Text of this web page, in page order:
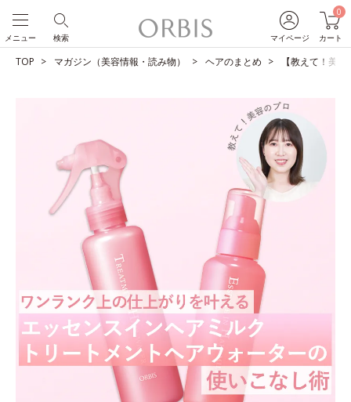
マイページ
0
カート
検索
メニュー
TOP マガジン（美容情報・読み物） ヘアのまとめ 【教えて！美